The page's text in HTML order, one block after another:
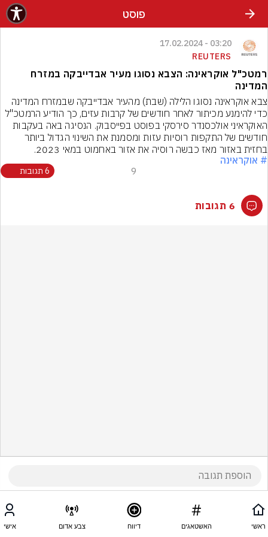
פוסט
03:20 - 17.02.2024
REUTERS
רמטכ"ל אוקראינה: הצבא נסוגו מעיר אבדייבקה במזרח
המדינה
האוקראיני אולכסנדר סירסקי בפוסט בפייסבוק. הנסיגה באה בעקבות
בחזית באזור מאז כבשה רוסיה את אזור באחמוט במאי 2023.
# אוקראינה
9 6 תגובות
6 תגובות
ראשי האשטאגים דיווח צבע אדום אישי